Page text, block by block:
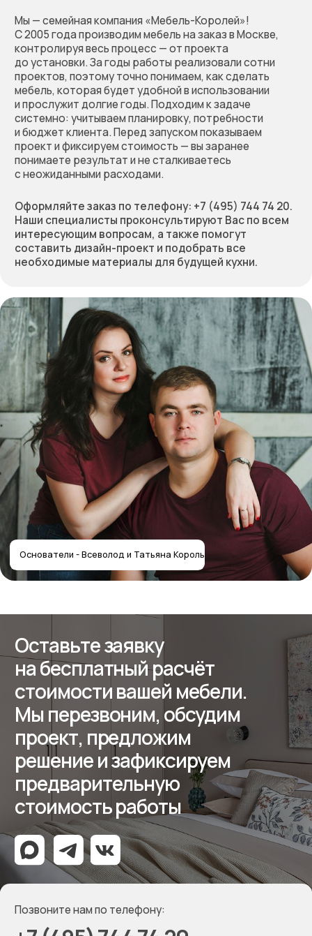
Оставьте заявку
на бесплатный расчёт
стоимости вашей мебели.
Мы перезвоним, обсудим
проект, предложим
решение и зафиксируем
предварительную
стоимость работы
+7 (495) 744 74 20
Позвоните нам по телефону:
Или заполните форму
Отправляя форму, вы соглашаетесь
с политикой
конфиденциальности
Получить расчёт стоимости
Собственное производство
мебели — работаем с 2012 года
Главная
Наши работы
Дизайнерам
Контакты
Контакты салона
ООО «Мебель-Королей»
ИНН 7707779585
ОГРН 1127746504654
Реквизиты
+7 (495) 744-74-20
Мессенджеры
г. Москва, шоссе
Контактная информация
Создание сайта